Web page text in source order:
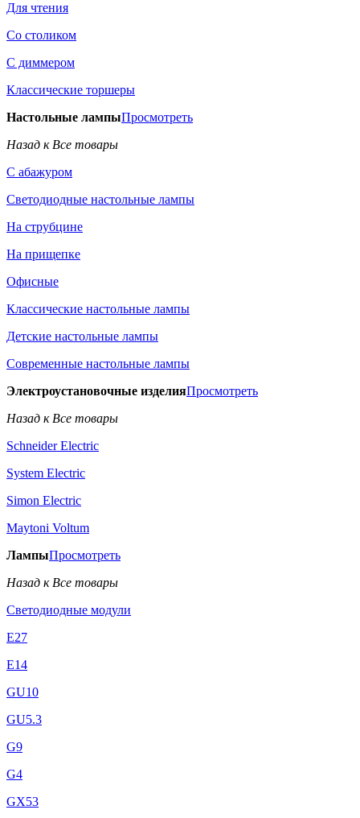
Для чтения
Со столиком
С диммером
Классические торшеры
Настольные лампыПросмотреть
Назад к Все товары
С абажуром
Светодиодные настольные лампы
На струбцине
На прищепке
Офисные
Классические настольные лампы
Детские настольные лампы
Современные настольные лампы
Электроустановочные изделияПросмотреть
Назад к Все товары
Schneider Electric
System Electric
Simon Electric
Maytoni Voltum
ЛампыПросмотреть
Назад к Все товары
Светодиодные модули
E27
E14
GU10
GU5.3
G9
G4
GX53